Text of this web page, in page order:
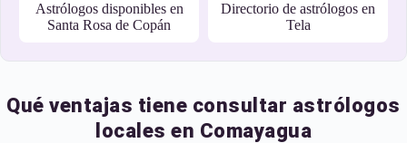
Astrólogos disponibles en
Santa Rosa de Copán
Directorio de astrólogos en
Tela
Qué ventajas tiene consultar astrólogos
locales en Comayagua